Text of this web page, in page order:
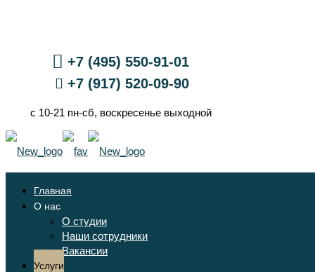
+7 (495) 550-91-01
+7 (917) 520-09-90
с 10-21 пн-сб, воскресенье выходной
Главная
О нас
О студии
Наши сотрудники
Вакансии
Услуги